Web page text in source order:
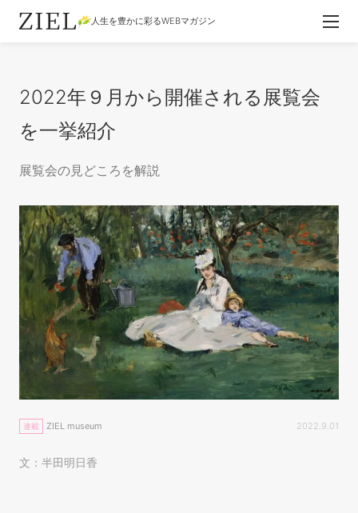
人生を豊かに彩るWEBマガジン
2022年９月から開催される展覧会
を一挙紹介
展覧会の見どころを解説
連載 ZIEL museum 2022.9.01
文：半田明日香